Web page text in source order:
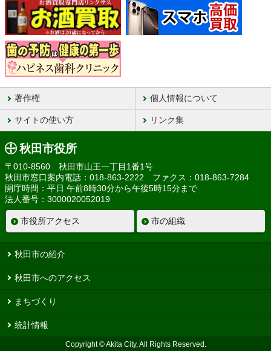
著作権 個人情報について
サイトの使い方 リンク集
秋田市役所
〒010-8560 秋田市山王一丁目1番1号
秋田市窓口案内電話：018-863-2222 ファクス：018-863-7284
開庁時間：平日 午前8時30分から午後5時15分まで
法人番号：3000020052019
市役所アクセス 市の組織
秋田市の紹介
秋田市へのアクセス
まちづくり
統計情報
Copyright © Akita City, All Rights Reserved.